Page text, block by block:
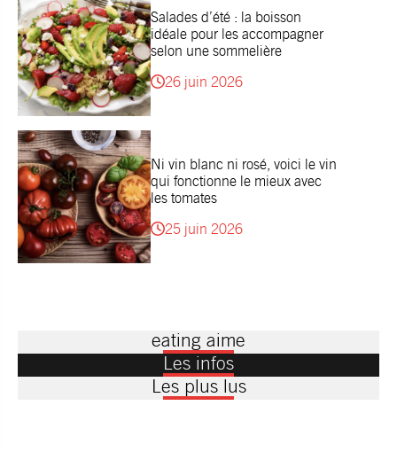
Salades d’été : la boisson
idéale pour les accompagner
selon une sommelière
26 juin 2026
Ni vin blanc ni rosé, voici le vin
qui fonctionne le mieux avec
les tomates
25 juin 2026
eating aime
Les infos
Les plus lus